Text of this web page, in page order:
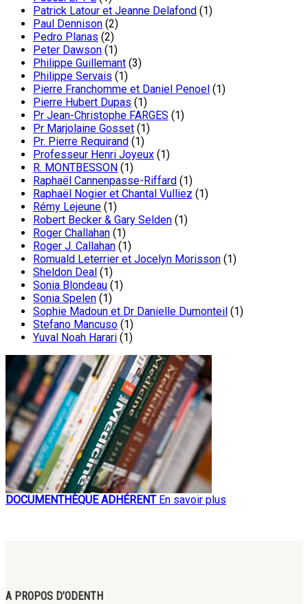
Patrick Latour et Jeanne Delafond (1)
Paul Dennison (2)
Pedro Planas (2)
Peter Dawson (1)
Philippe Guillemant (3)
Philippe Servais (1)
Pierre Franchomme et Daniel Penoel (1)
Pierre Hubert Dupas (1)
Pr Jean-Christophe FARGES (1)
Pr Marjolaine Gosset (1)
Pr. Pierre Requirand (1)
Professeur Henri Joyeux (1)
R. MONTBESSON (1)
Raphaël Cannenpasse-Riffard (1)
Raphaël Nogier et Chantal Vulliez (1)
Rémy Lejeune (1)
Robert Becker & Gary Selden (1)
Roger Challahan (1)
Roger J. Callahan (1)
Romuald Leterrier et Jocelyn Morisson (1)
Sheldon Deal (1)
Sonia Blondeau (1)
Sonia Spelen (1)
Sophie Madoun et Dr Danielle Dumonteil (1)
Stefano Mancuso (1)
Yuval Noah Harari (1)
DOCUMENTHÈQUE ADHÉRENT En savoir plus
A PROPOS D’ODENTH